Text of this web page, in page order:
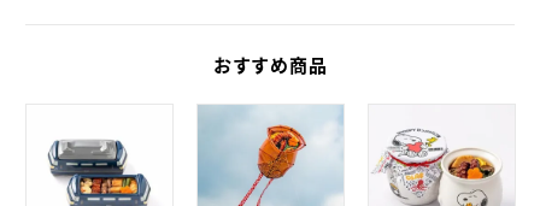
おすすめ商品